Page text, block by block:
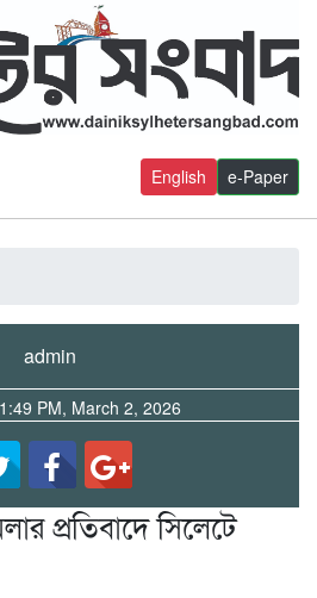
e-Paper
English
admin
1:49 PM, March 2, 2026
প্রতিবাদে সিলেটে